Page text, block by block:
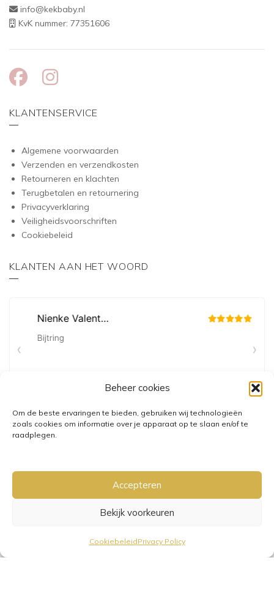
Beheer cookies
Om de beste ervaringen te bieden, gebruiken wij technologieën
zoals cookies om informatie over je apparaat op te slaan en/of te
raadplegen.
Accepteren
Bekijk voorkeuren
CookiebeleidPrivacy Policy
info@kekbaby.nl
KvK nummer: 77351606
KLANTENSERVICE
Algemene voorwaarden
Verzenden en verzendkosten
Retourneren en klachten
Terugbetalen en retournering
Privacyverklaring
Veiligheidsvoorschriften
Cookiebeleid
KLANTEN AAN HET WOORD
GRATIS VERZENDING VANAF €25,-• VERZENDKOSTEN NL €3,95-